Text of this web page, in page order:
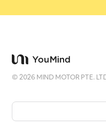
©2026 MIND MOTOR PTE.